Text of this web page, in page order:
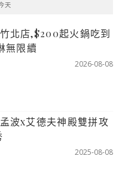
天
北店,$200起火鍋吃到
無限續
2026-08-08
波x艾德夫神殿雙拼攻
2025-08-08